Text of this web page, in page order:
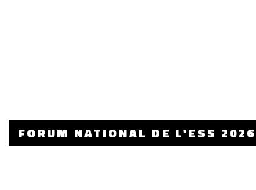
FORUM NATIONAL DE L'ESS 2026